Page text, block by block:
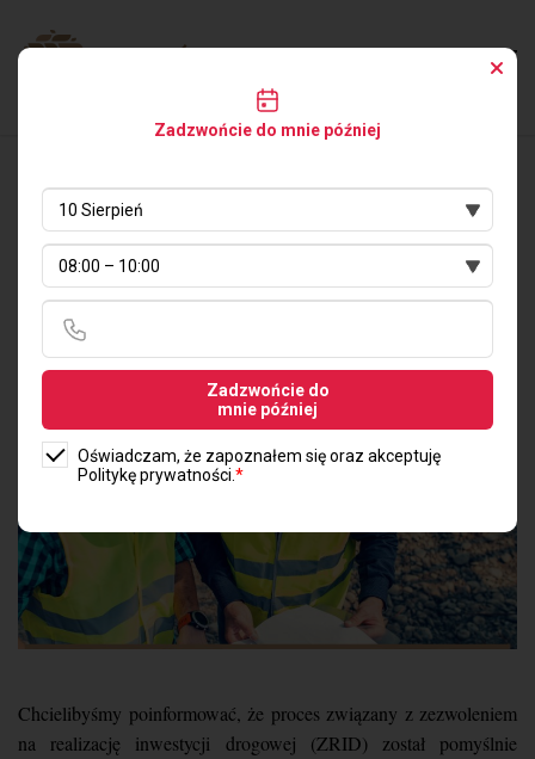
25.01.2024 R.
Chcielibyśmy poinformować, że proces związany z zezwoleniem
na realizację inwestycji drogowej (ZRID) został pomyślnie
Zadzwońcie do mnie później
Zadzwońcie do
mnie później
Oświadczam, że zapoznałem się oraz akceptuję
Politykę prywatności. *